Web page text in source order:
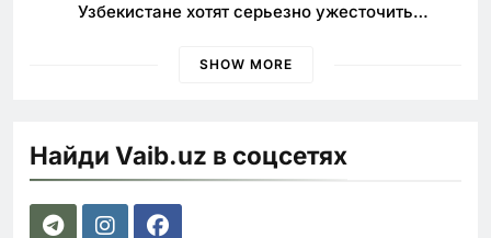
Узбекистане хотят серьезно ужесточить
SHOW MORE
Найди Vaib.uz в соцсетях